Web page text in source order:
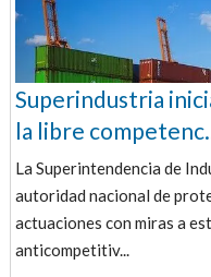
Superindustria
la libre
La Superintendencia de
autoridad nacional de
actuaciones con miras a
anticompetitiv...